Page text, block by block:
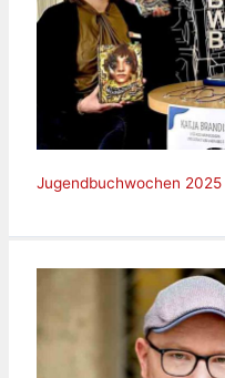
Jugendbuchwochen